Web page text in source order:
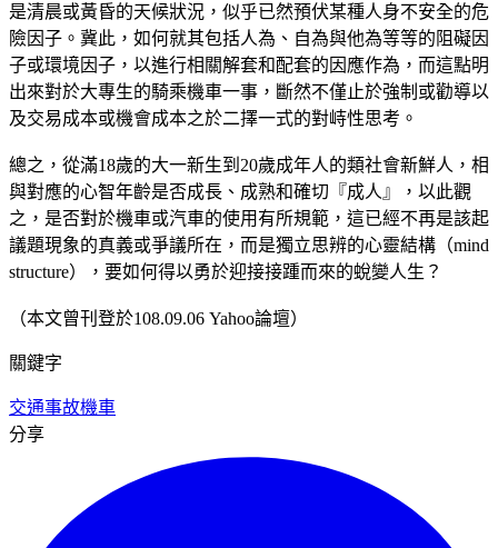
是清晨或黃昏的天候狀況，似乎已然預伏某種人身不安全的危
險因子。冀此，如何就其包括人為、自為與他為等等的阻礙因
子或環境因子，以進行相關解套和配套的因應作為，而這點明
出來對於大專生的騎乘機車一事，斷然不僅止於強制或勸導以
及交易成本或機會成本之於二擇一式的對峙性思考。
總之，從滿18歲的大一新生到20歲成年人的類社會新鮮人，相
與對應的心智年齡是否成長、成熟和確切『成人』，以此觀
之，是否對於機車或汽車的使用有所規範，這已經不再是該起
議題現象的真義或爭議所在，而是獨立思辨的心靈結構（mind
structure），要如何得以勇於迎接接踵而來的蛻變人生？
（本文曾刊登於108.09.06 Yahoo論壇）
關鍵字
交通事故機車
分享